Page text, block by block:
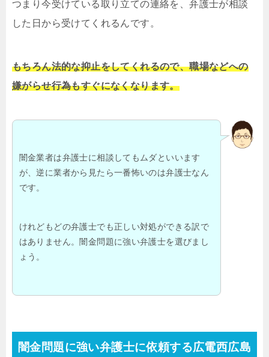
つまり今受けている取り立ての連絡を、弁護士が相談
した日から受けてくれるんです。
もちろん法的な抑止をしてくれるので、職場などへの
嫌がらせ行為もすぐになくなります。
闇金業者は弁護士に相談してもムダといいます
が、逆に業者から見たら一番怖いのは弁護士なん
です。
けれどもどの弁護士でも正しい対処ができる訳で
はありません。闇金問題に強い弁護士を選びまし
ょう。
闇金問題に強い弁護士に依頼する広電西広島